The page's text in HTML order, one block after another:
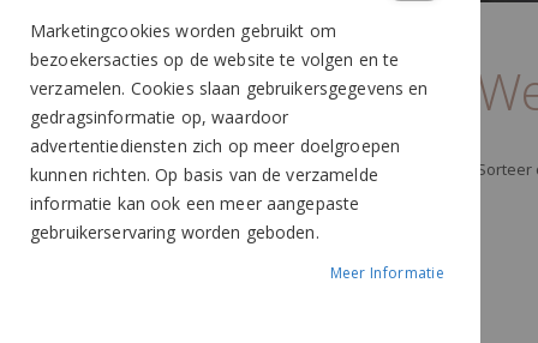
RUITER WEDSTRIJD
Sorteer
MERK
BR
Ekkia
Marketingcookies worden gebruikt om
bezoekersacties op de website te volgen en te
verzamelen. Cookies slaan gebruikersgegevens en
gedragsinformatie op, waardoor
advertentiediensten zich op meer doelgroepen
kunnen richten. Op basis van de verzamelde
informatie kan ook een meer aangepaste
gebruikerservaring worden geboden.
Meer Informatie